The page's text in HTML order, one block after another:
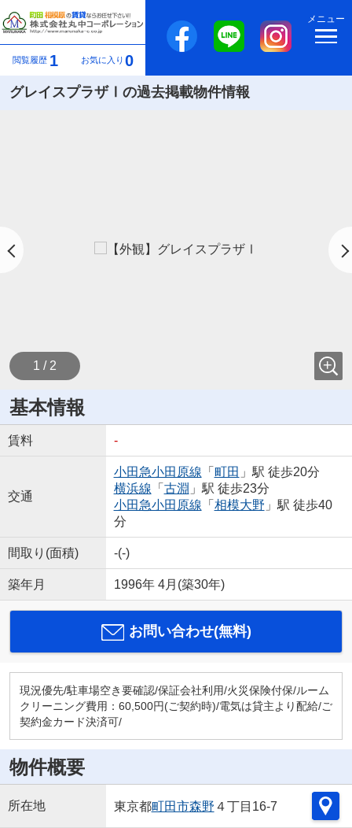
閲覧履歴 1 お気に入り 0
メニュー
グレイスプラザⅠの過去掲載物件情報
1 / 2
基本情報
賃料 -
交通
小田急小田原線 「 町田 」駅 徒歩20分
横浜線 「 古淵 」駅 徒歩23分
小田急小田原線 「 相模大野 」駅 徒歩40
分
間取り(面積) -(-)
築年月 1996年 4月(築30年)
お問い合わせ(無料)
現況優先/駐車場空き要確認/保証会社利用/火災保険付保/ルーム
クリーニング費用：60,500円(ご契約時)/電気は貸主より配給/ご
契約金カード決済可/
物件概要
所在地 東京都町田市森野 ４丁目16-7